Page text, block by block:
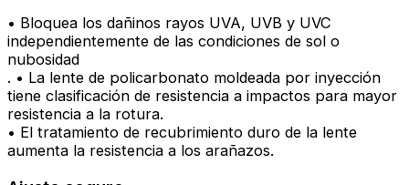
• Bloquea los dañinos rayos UVA, UVB y UVC
independientemente de las condiciones de sol o
nubosidad
. • La lente de policarbonato moldeada por inyección
tiene clasificación de resistencia a impactos para mayor
resistencia a la rotura.
• El tratamiento de recubrimiento duro de la lente
aumenta la resistencia a los arañazos.